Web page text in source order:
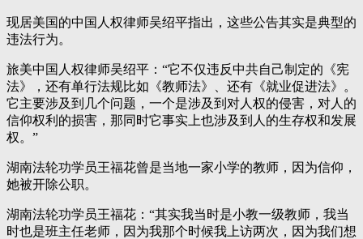
现居美国的中国人权律师吴绍平指出，这些公告其实是典型的
违法行为。
旅美中国人权律师吴绍平：“它不仅违反中共自己制定的《宪
法》，还有单行法规比如《教师法》、还有《就业促进法》。
它主要涉及到几个问题，一个是涉及到对人权的侵害，对人的
信仰权利的损害，那同时它事实上也涉及到人的生存权和发展
权。”
湖南法轮功学员王福花曾是当地一家小学的教师，因为信仰，
她被开除公职。
湖南法轮功学员王福花：“其实我当时是小教一级教师，我当
时也是班主任老师，因为我那个时候我上访两次，因为我们想